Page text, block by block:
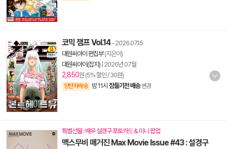
코믹 챔프 Vol.14- 2026.07.15
대원씨아이 편집부(지은이)
대원씨아이(잡지) 2026년 07월
2,850원 (5% 할인 / 30원)
양탄자배송 밤 11시 잠들기전 배송 변경
특별선물 : 배우 설경구 포토카드 & 미니 팝업
맥스무비 매거진 Max Movie Issue #43 : 설경구